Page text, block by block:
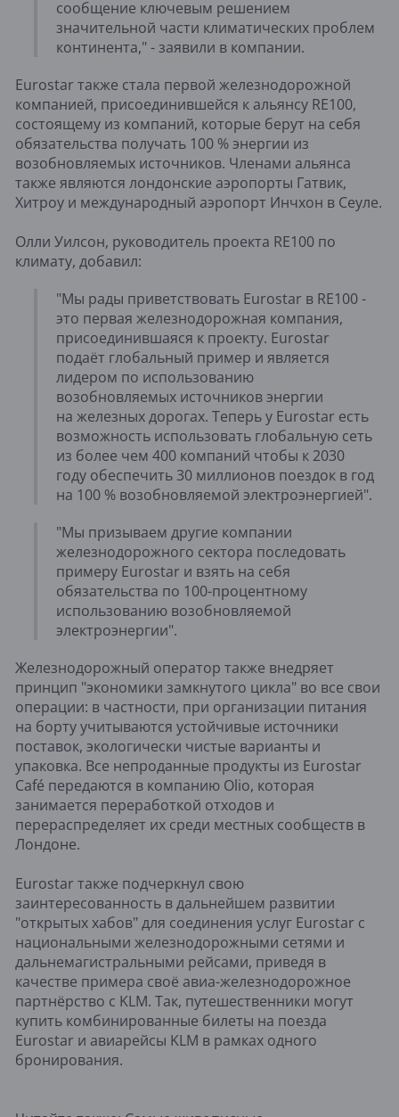
сообщение ключевым решением
значительной части климатических проблем
континента," - заявили в компании.
Eurostar также стала первой железнодорожной
компанией, присоединившейся к альянсу RE100,
состоящему из компаний, которые берут на себя
обязательства получать 100 % энергии из
возобновляемых источников. Членами альянса
также являются лондонские аэропорты Гатвик,
Хитроу и международный аэропорт Инчхон в Сеуле.
Олли Уилсон, руководитель проекта RE100 по
климату, добавил:
"Мы рады приветствовать Eurostar в RE100 -
это первая железнодорожная компания,
присоединившаяся к проекту. Eurostar
подаёт глобальный пример и является
лидером по использованию
возобновляемых источников энергии
на железных дорогах. Теперь у Eurostar есть
возможность использовать глобальную сеть
из более чем 400 компаний чтобы к 2030
году обеспечить 30 миллионов поездок в год
на 100 % возобновляемой электроэнергией".
"Мы призываем другие компании
железнодорожного сектора последовать
примеру Eurostar и взять на себя
обязательства по 100-процентному
использованию возобновляемой
электроэнергии".
Железнодорожный оператор также внедряет
принцип "экономики замкнутого цикла" во все свои
операции: в частности, при организации питания
на борту учитываются устойчивые источники
поставок, экологически чистые варианты и
упаковка. Все непроданные продукты из Eurostar
Café передаются в компанию Olio, которая
занимается переработкой отходов и
перераспределяет их среди местных сообществ в
Лондоне.
Eurostar также подчеркнул свою
заинтересованность в дальнейшем развитии
"открытых хабов" для соединения услуг Eurostar с
национальными железнодорожными сетями и
дальнемагистральными рейсами, приведя в
качестве примера своё авиа-железнодорожное
партнёрство с KLM. Так, путешественники могут
купить комбинированные билеты на поезда
Eurostar и авиарейсы KLM в рамках одного
бронирования.